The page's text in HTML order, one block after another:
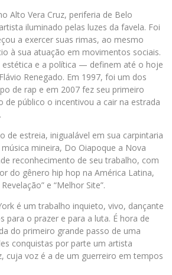
Alto Vera Cruz, periferia de Belo
iluminado pelas luzes da favela. Foi
a exercer suas rimas, ao mesmo
à sua atuação em movimentos sociais.
e a política — definem até o hoje
Renegado. Em 1997, foi um dos
de rap e em 2007 fez seu primeiro
de público o incentivou a cair na estrada
de estreia, inigualável em sua carpintaria
mineira, Do Oiapoque a Nova
reconhecimento de seu trabalho, com
do gênero hip hop na América Latina,
e “Melhor Site”.
é um trabalho inquieto, vivo, dançante
o prazer e para a luta. É hora de
do primeiro grande passo de uma
conquistas por parte um artista
cuja voz é a de um guerreiro em tempos